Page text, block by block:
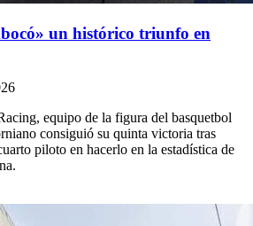
un histórico triunfo en
equipo de la figura del basquetbol
consiguió su quinta victoria tras
piloto en hacerlo en la estadística de